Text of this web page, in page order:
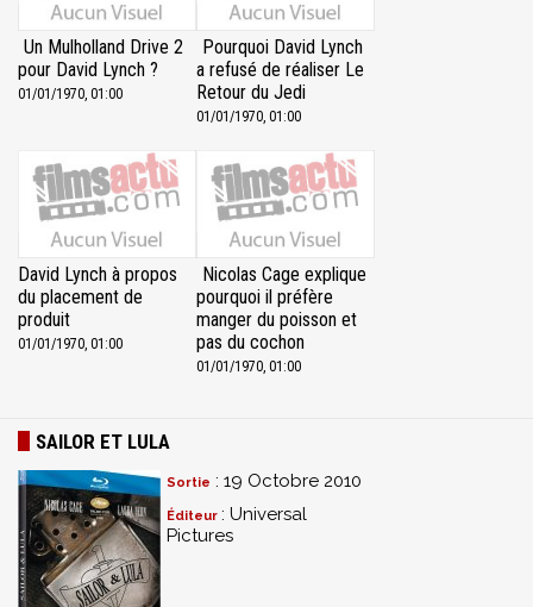
Un Mulholland Drive 2
pour David Lynch ?
01/01/1970, 01:00
Pourquoi David Lynch
a refusé de réaliser Le
Retour du Jedi
01/01/1970, 01:00
David Lynch à propos
du placement de
produit
01/01/1970, 01:00
Nicolas Cage explique
pourquoi il préfère
manger du poisson et
pas du cochon
01/01/1970, 01:00
SAILOR ET LULA
Sortie : 19 Octobre 2010
Éditeur : Universal
Pictures